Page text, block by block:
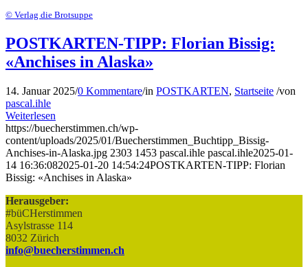
© Verlag die Brotsuppe
POSTKARTEN-TIPP: Florian Bissig:
«Anchises in Alaska»
14. Januar 2025/0 Kommentare/in POSTKARTEN, Startseite /von
pascal.ihle
Weiterlesen
https://buecherstimmen.ch/wp-
content/uploads/2025/01/Buecherstimmen_Buchtipp_Bissig-
Anchises-in-Alaska.jpg 2303 1453 pascal.ihle pascal.ihle2025-01-
14 16:36:082025-01-20 14:54:24POSTKARTEN-TIPP: Florian
Bissig: «Anchises in Alaska»
Herausgeber:
#büCHerstimmen
Asylstrasse 114
8032 Zürich
info@buecherstimmen.ch